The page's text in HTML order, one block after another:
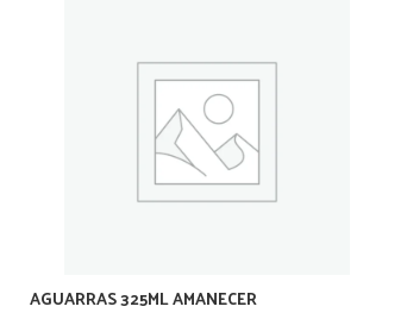
AGUARRAS 325ML AMANECER